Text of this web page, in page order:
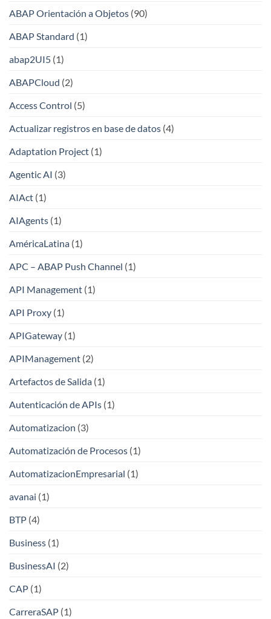
ABAP Orientación a Objetos (90)
ABAP Standard (1)
abap2UI5 (1)
ABAPCloud (2)
Access Control (5)
Actualizar registros en base de datos (4)
Adaptation Project (1)
Agentic AI (3)
AIAct (1)
AIAgents (1)
AméricaLatina (1)
APC – ABAP Push Channel (1)
API Management (1)
API Proxy (1)
APIGateway (1)
APIManagement (2)
Artefactos de Salida (1)
Autenticación de APIs (1)
Automatizacion (3)
Automatización de Procesos (1)
AutomatizacionEmpresarial (1)
avanai (1)
BTP (4)
Business (1)
BusinessAI (2)
CAP (1)
CarreraSAP (1)